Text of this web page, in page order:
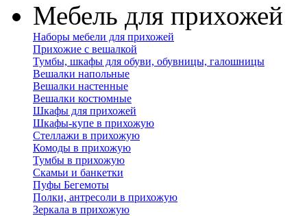
Мебель для прихожей
Наборы мебели для прихожей
Прихожие с вешалкой
Тумбы, шкафы для обуви, обувницы, галошницы
Вешалки напольные
Вешалки настенные
Вешалки костюмные
Шкафы для прихожей
Шкафы-купе в прихожую
Стеллажи в прихожую
Комоды в прихожую
Тумбы в прихожую
Скамьи и банкетки
Пуфы Бегемоты
Полки, антресоли в прихожую
Зеркала в прихожую